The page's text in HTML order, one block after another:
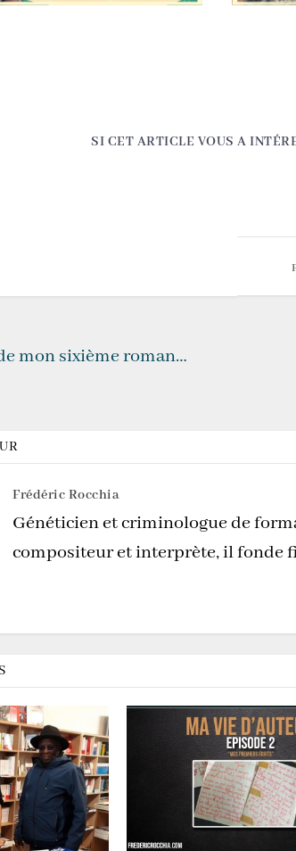
SI CET ARTICLE VOUS A
mon sixième roman…
Frédéric Rocchia
Généticien et criminologue de
compositeur et interprète, il fonde